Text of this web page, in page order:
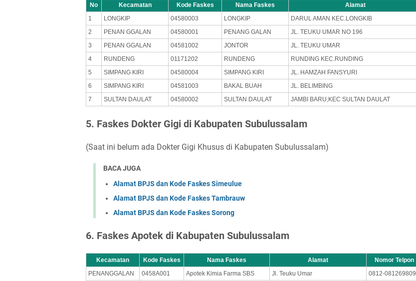
No Kecamatan Kode Faskes Nama Faskes
Alamat
1
LONGKIP 04580003 LONGKIP
DARUL AMAN KEC.LONGKIB
2
PENAN GGALAN 04580001 PENANG GALAN
JL. TEUKU UMAR NO 196
3
PENAN GGALAN 04581002 JONTOR
JL. TEUKU UMAR
4
RUNDENG 01171202 RUNDENG
RUNDING KEC.RUNDING
5
SIMPANG KIRI 04580004 SIMPANG KIRI
JL. HAMZAH FANSYURI
6
SIMPANG KIRI 04581003 BAKAL BUAH
JL. BELIMBING
7
SULTAN DAULAT 04580002 SULTAN DAULAT JAMBI BARU,KEC SULTAN DAULAT
5. Faskes Dokter Gigi di Kabupaten Subulussalam
(Saat ini belum ada Dokter Gigi Khusus di Kabupaten Subulussalam)
BACA JUGA
Alamat BPJS dan Kode Faskes Simeulue
Alamat BPJS dan Kode Faskes Tambrauw
Alamat BPJS dan Kode Faskes Sorong
6. Faskes Apotek di Kabupaten Subulussalam
Kecamatan Kode Faskes Nama Faskes Alamat
Nomor Telpon
PENANGGALAN
0458A001 Apotek Kimia Farma SBS Jl. Teuku Umar
0812-081269809